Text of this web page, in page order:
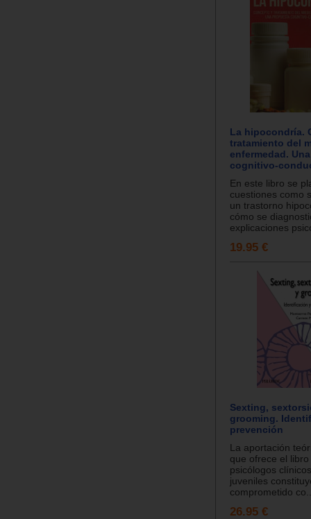
La hipocondría.
tratamiento del
enfermedad.
cognitivo-
En este libro se
cuestiones como
un trastorno
cómo se
explicaciones
19.95 €
Sexting,
grooming.
prevención
La aportación
que ofrece el
psicólogos
juveniles
comprometido
26.95 €